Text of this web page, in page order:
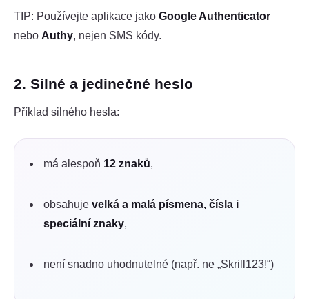
TIP: Používejte aplikace jako Google Authenticator
nebo Authy, nejen SMS kódy.
2. Silné a jedinečné heslo
Příklad silného hesla:
má alespoň 12 znaků,
obsahuje velká a malá písmena, čísla i
speciální znaky,
není snadno uhodnutelné (např. ne „Skrill123!“)